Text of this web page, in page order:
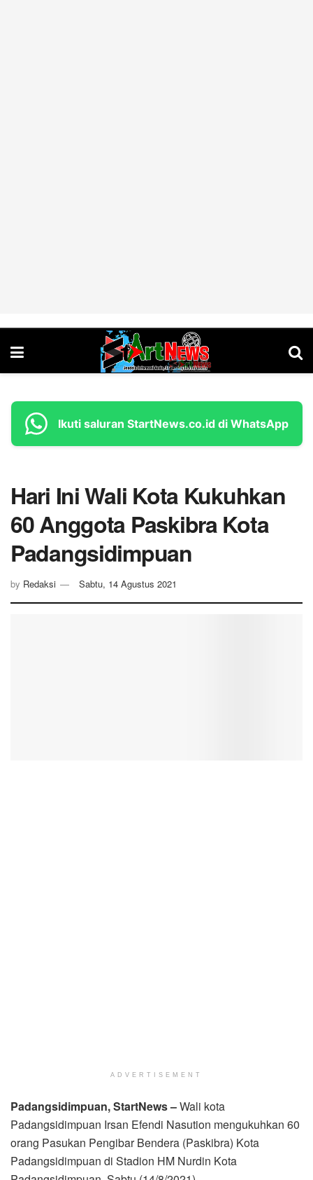
Ikuti saluran StartNews.co.id di WhatsApp
Hari Ini Wali Kota Kukuhkan
60 Anggota Paskibra Kota
Padangsidimpuan
by Redaksi Sabtu, 14 Agustus 2021
ADVERTISEMENT
Padangsidimpuan, StartNews –Wali kota
Padangsidimpuan Irsan Efendi Nasution mengukuhkan 60
orang Pasukan Pengibar Bendera (Paskibra) Kota
Padangsidimpuan di Stadion HM Nurdin Kota